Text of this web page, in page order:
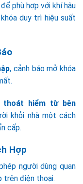
phù hợp với khí hậu
duy trì hiệu suất
, cảnh báo mở khóa
thoát hiểm từ bên
khỏi nhà một cách
cấp.
Hợp
người dùng quan
trên điện thoại.